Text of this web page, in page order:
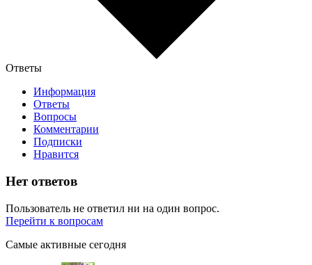
Ответы
Информация
Ответы
Вопросы
Комментарии
Подписки
Нравится
Нет ответов
Пользователь не ответил ни на один вопрос.
Перейти к вопросам
Самые активные сегодня